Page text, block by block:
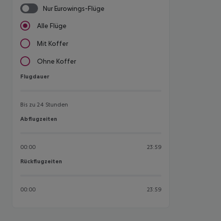
Nur Eurowings-Flüge
Alle Flüge
Mit Koffer
Ohne Koffer
Flugdauer
Flugdauer
Bis zu 24 Stunden
Abflugzeiten
Abflugzeiten
00:00 23:59
Rückflugzeiten
Rückflugzeiten
00:00 23:59